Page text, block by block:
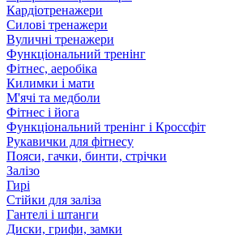
Кардіотренажери
Силові тренажери
Вуличні тренажери
Функціональний тренінг
Фітнес, аеробіка
Килимки і мати
М'ячі та медболи
Фітнес і йога
Функціональний тренінг і Кроссфіт
Рукавички для фітнесу
Пояси, гачки, бинти, стрічки
Залізо
Гирі
Стійки для заліза
Гантелі і штанги
Диски, грифи, замки